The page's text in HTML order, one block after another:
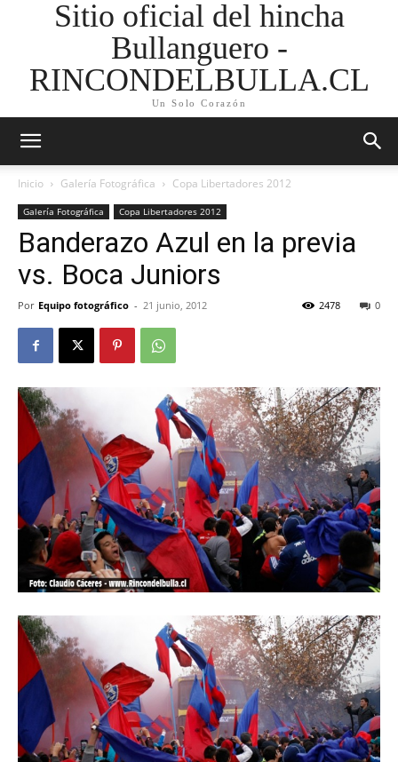
Sitio oficial del hincha
Bullanguero -
RINCONDELBULLA.CL
Un Solo Corazón
Inicio Galería Fotográfica Copa Libertadores 2012
Galería Fotográfica Copa Libertadores 2012
Banderazo Azul en la previa
vs. Boca Juniors
Por Equipo fotográfico - 21 junio, 2012 0
2478